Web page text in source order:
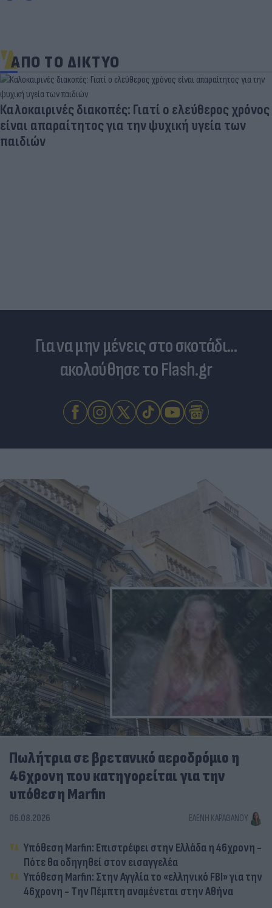
ΑΠΟ ΤΟ ΔΙΚΤΥΟ
Καλοκαιρινές διακοπές: Γιατί ο ελεύθερος χρόνος
είναι απαραίτητος για την ψυχική υγεία των
παιδιών
Για να μην μένεις στο σκοτάδι...
ακολούθησε το Flash.gr
Πωλήτρια σε βρετανικό αεροδρόμιο η
46χρονη που κατηγορείται για την
υπόθεση Marfin
06.08.2026 ΕΛΈΝΗ ΚΑΡΑΘΆΝΟΥ
Υπόθεση Marfin: Επιστρέφει στην Ελλάδα η 46χρονη -
Πότε θα οδηγηθεί στον εισαγγελέα
Υπόθεση Marfin: Στην Αγγλία το «ελληνικό FBI» για την
46χρονη - Την Πέμπτη αναμένεται στην Αθήνα